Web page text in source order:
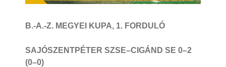
B.-A.-Z. MEGYEI KUPA, 1. FORDULÓ
SAJÓSZENTPÉTER SZSE–CIGÁND SE 0–2
(0–0)